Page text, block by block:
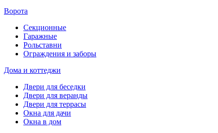
Ворота
Секционные
Гаражные
Рольставни
Ограждения и заборы
Дома и коттеджи
Двери для беседки
Двери для веранды
Двери для террасы
Окна для дачи
Окна в дом